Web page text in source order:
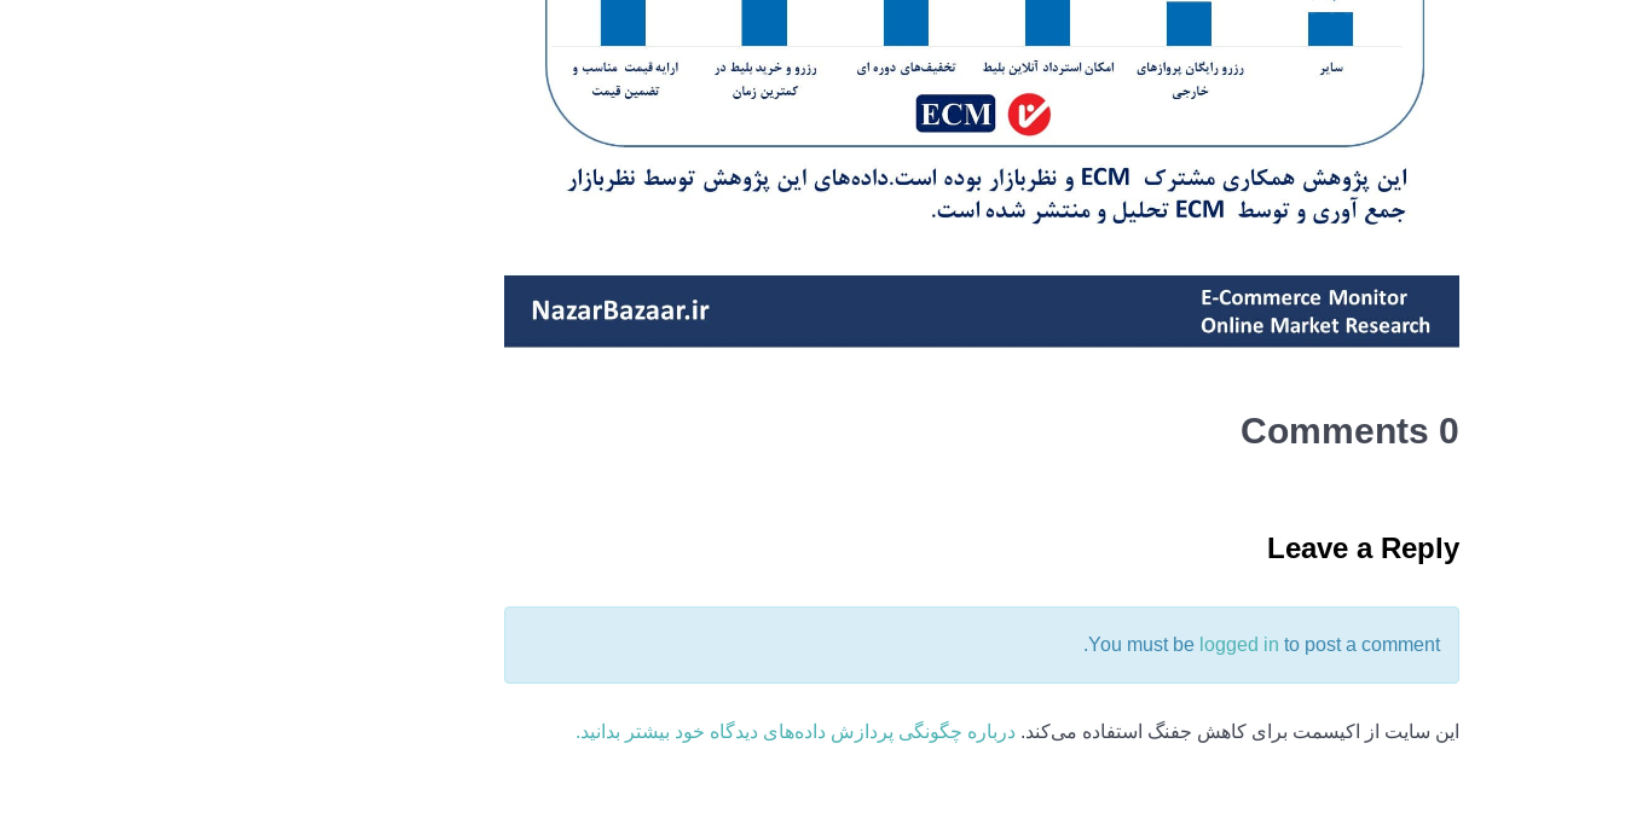
0 Comments
Leave a Reply
You must be logged in to post a comment.
این سایت از اکیسمت برای کاهش جفنگ استفاده می‌کند. درباره چگونگی پردازش داده‌های دیدگاه خود بیشتر بدانید.